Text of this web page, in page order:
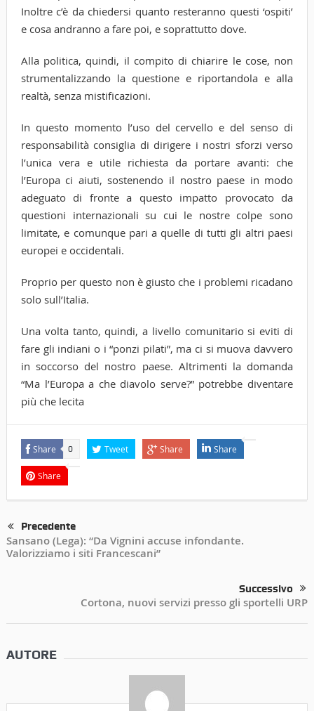
Inoltre c’è da chiedersi quanto resteranno questi ‘ospiti’
e cosa andranno a fare poi, e soprattutto dove.
Alla politica, quindi, il compito di chiarire le cose, non
strumentalizzando la questione e riportandola e alla
realtà, senza mistificazioni.
In questo momento l’uso del cervello e del senso di
responsabilità consiglia di dirigere i nostri sforzi verso
l’unica vera e utile richiesta da portare avanti: che
l’Europa ci aiuti, sostenendo il nostro paese in modo
adeguato di fronte a questo impatto provocato da
questioni internazionali su cui le nostre colpe sono
limitate, e comunque pari a quelle di tutti gli altri paesi
europei e occidentali.
Proprio per questo non è giusto che i problemi ricadano
solo sull’Italia.
Una volta tanto, quindi, a livello comunitario si eviti di
fare gli indiani o i “ponzi pilati”, ma ci si muova davvero
in soccorso del nostro paese. Altrimenti la domanda
“Ma l’Europa a che diavolo serve?” potrebbe diventare
più che lecita
Share 0 Tweet Share Share
Share
Precedente
Sansano (Lega): “Da Vignini accuse infondante.
Valorizziamo i siti Francescani”
Successivo
Cortona, nuovi servizi presso gli sportelli URP
AUTORE